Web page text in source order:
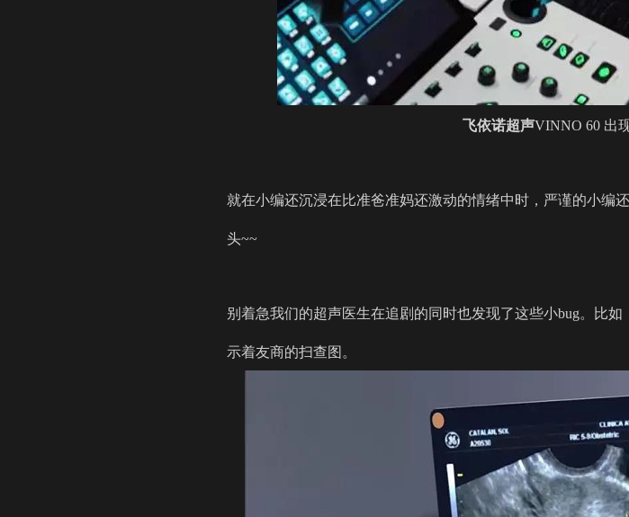
飞依诺超声VINNO 60 出
就在小编还沉浸在比准爸准妈还激动的情绪中时，严谨的小编
头~~
别着急我们的超声医生在追剧的同时也发现了这些小bug。比如
示着友商的扫查图。